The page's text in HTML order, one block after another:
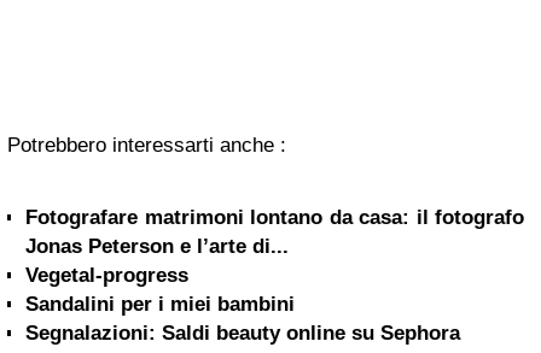
Potrebbero interessarti anche :
Fotografare matrimoni lontano da casa: il fotografo
Jonas Peterson e l’arte di...
Vegetal-progress
Sandalini per i miei bambini
Segnalazioni: Saldi beauty online su Sephora